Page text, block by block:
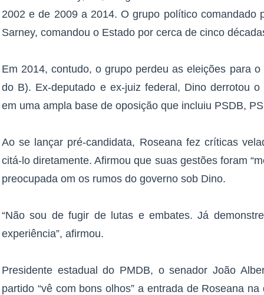
2002 e de 2009 a 2014. O grupo político comandado
Sarney, comandou o Estado por cerca de cinco
Em 2014, contudo, o grupo perdeu as eleições para
do B). Ex-deputado e ex-juiz federal, Dino derrotou
em uma ampla base de oposição que incluiu PSDB,
Ao se lançar pré-candidata, Roseana fez críticas
citá-lo diretamente. Afirmou que suas gestões foram
preocupada om os rumos do governo sob Dino.
“Não sou de fugir de lutas e embates. Já
experiência”, afirmou.
Presidente estadual do PMDB, o senador João
partido “vê com bons olhos” a entrada de Roseana